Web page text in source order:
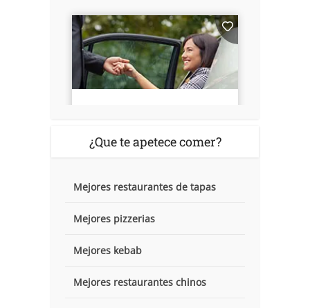
¿Que te apetece comer?
Mejores restaurantes de tapas
Mejores pizzerias
Mejores kebab
Mejores restaurantes chinos